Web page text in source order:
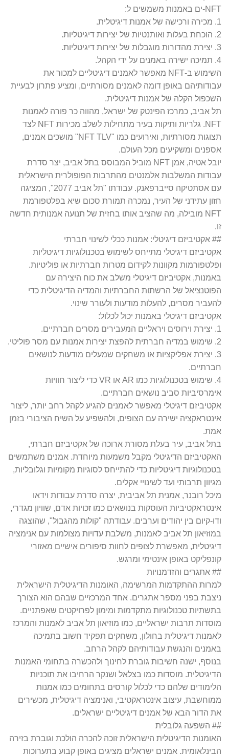
NFT-ים באמנות משמשים ל:
1. מכירה ורכישה של אמנות דיגיטלית.
2. הוכחת בעלות ואותנטיות של יצירות דיגיטליות.
3. יצירת מהדורות מוגבלות של יצירות דיגיטליות.
4. תמיכה ישירה באמנים על ידי הקהל.
השימוש ב-NFT מאפשר לאמנים דיגיטליים למכור את
עבודותיהם באופן דומה לאמנים מסורתיים, ומציע פתרון לבעיית
השכפול הקלה של אמנות דיגיטלית.
תל אביב, כמרכז הפינטק של ישראל, מהווה כר פורה לאמנות
NFT. גלריות ותיקות בעיר מתחילות לשלב מכירות NFT לצד
תצוגות מסורתיות, ואירועים כמו "NFT TLV" מושכים אמנים,
אספנים ומשקיעים מכל העולם.
יובל אטיה, אמן NFT מוביל המבוסס בתל אביב, יצר סדרת
עבודות המשלבות אלמנטים מהתרבות הפופולרית הישראלית
עם אסתטיקה סייברפאנק. עבודתו "תל אביב 2077", המציגה
חזון עתידני של העיר, נמכרה תמורת סכום שיא בפלטפורמת
NFT מובילה, מה שהציב אותו בחזית של תנועה אמנותית חדשה
זו.
## אקטיביזם דיגיטלי: אמנות ככלי לשינוי חברתי
אקטיביזם דיגיטלי מתייחס לשימוש בטכנולוגיות דיגיטליות
ופלטפורמות מקוונות לקידום מטרות חברתיות או פוליטיות.
באמנות, אקטיביזם דיגיטלי משלב את כוח היצירה עם
הפוטנציאל של הרשתות החברתיות והמדיה הדיגיטלית כדי
להעביר מסרים, להעלות מודעות ולעורר שינוי.
אקטיביזם דיגיטלי באמנות יכול לכלול:
1. יצירת וירוסים ויראליים המעבירים מסרים חברתיים.
2. שימוש במדיה חברתית להפצת יצירות אמנות עם מסר פוליטי.
3. יצירת אפליקציות או משחקים שמעלים מודעות לנושאים
חברתיים.
4. שימוש בטכנולוגיות כמו AR או VR כדי ליצור חוויות
אימרסיביות סביב נושאים חברתיים.
אקטיביזם דיגיטלי מאפשר לאמנים להגיע לקהל רחב יותר, ליצור
אינטראקציה ישירה עם הצופים, ולהשפיע על השיח הציבורי בזמן
אמת.
בתל אביב, עיר בעלת מסורת ארוכה של אקטיביזם חברתי,
האקטיביזם הדיגיטלי מקבל משמעות מיוחדת. אמנים משתמשים
בטכנולוגיות דיגיטליות כדי להתייחס לסוגיות מקומיות וגלובליות,
מגיוון תרבותי ועד לשינויי אקלים.
מיכל רובנר, אמנית תל אביבית, יצרה סדרת עבודות וידאו
אינטראקטיביות העוסקות בנושאים כמו זכויות אדם, שוויון מגדרי,
ודו-קיום בין יהודים וערבים. עבודתה "קולות מהגבול", שהוצגה
במוזיאון תל אביב לאמנות, משלבת עדויות מצולמות עם אנימציה
דיגיטלית, מאפשרת לצופים לחוות סיפורים אישיים מאזורי
קונפליקט באופן אינטימי ומרגש.
## אתגרים והזדמנויות
למרות ההתקדמות המרשימה, האומנות הדיגיטלית הישראלית
ניצבת בפני מספר אתגרים. אחד המרכזיים שבהם הוא הצורך
בתשתיות טכנולוגיות מתקדמות ומימון לפרויקטים שאפתניים.
מוסדות תרבות ישראליים, כמו מוזיאון תל אביב לאמנות והמרכז
לאמנות דיגיטלית בחולון, משחקים תפקיד חשוב בתמיכה
באמנים והנגשת עבודותיהם לקהל הרחב.
בנוסף, ישנה חשיבות גוברת לחינוך ולהכשרה בתחומי האמנות
הדיגיטלית. מוסדות כמו בצלאל ושנקר הרחיבו את תוכניות
הלימודים שלהם כדי לכלול קורסים בתחומים כמו אמנות
ממוחשבת, עיצוב אינטראקטיבי, ואנימציה דיגיטלית, מכשירים
את הדור הבא של אמנים דיגיטליים ישראלים.
## השפעה גלובלית
האומנות הדיגיטלית הישראלית זוכה להכרה הולכת וגוברת בזירה
הבינלאומית. אמנים ישראלים מציגים באופן קבוע בתערוכות